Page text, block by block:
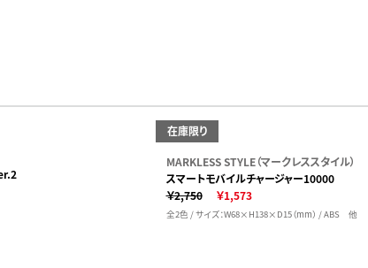
在庫限り
MARKLESS STYLE（マークレススタイル）
スマートモバイルチャージャー10000
￥2,750
￥1,573
全2色 / サイズ：W68×H138×D15（mm） / ABS 他